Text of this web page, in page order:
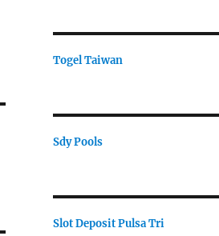
Togel Taiwan
Sdy Pools
Slot Deposit Pulsa Tri